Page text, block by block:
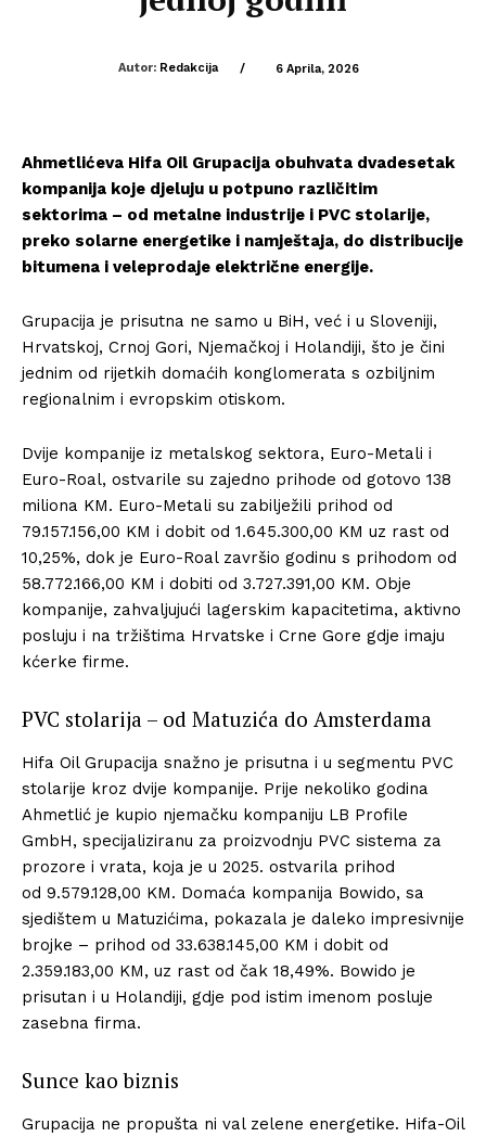
Autor: Redakcija / 6 Aprila, 2026
Ahmetlićeva Hifa Oil Grupacija obuhvata dvadesetak
kompanija koje djeluju u potpuno različitim
sektorima – od metalne industrije i PVC stolarije,
preko solarne energetike i namještaja, do distribucije
bitumena i veleprodaje električne energije.
Grupacija je prisutna ne samo u BiH, već i u Sloveniji,
Hrvatskoj, Crnoj Gori, Njemačkoj i Holandiji, što je čini
jednim od rijetkih domaćih konglomerata s ozbiljnim
regionalnim i evropskim otiskom.
Dvije kompanije iz metalskog sektora, Euro-Metali i
Euro-Roal, ostvarile su zajedno prihode od gotovo 138
miliona KM. Euro-Metali su zabilježili prihod od
79.157.156,00 KM i dobit od 1.645.300,00 KM uz rast od
10,25%, dok je Euro-Roal završio godinu s prihodom od
58.772.166,00 KM i dobiti od 3.727.391,00 KM. Obje
kompanije, zahvaljujući lagerskim kapacitetima, aktivno
posluju i na tržištima Hrvatske i Crne Gore gdje imaju
kćerke firme.
PVC stolarija – od Matuzića do Amsterdama
Hifa Oil Grupacija snažno je prisutna i u segmentu PVC
stolarije kroz dvije kompanije. Prije nekoliko godina
Ahmetlić je kupio njemačku kompaniju LB Profile
GmbH, specijaliziranu za proizvodnju PVC sistema za
prozore i vrata, koja je u 2025. ostvarila prihod
od 9.579.128,00 KM. Domaća kompanija Bowido, sa
sjedištem u Matuzićima, pokazala je daleko impresivnije
brojke – prihod od 33.638.145,00 KM i dobit od
2.359.183,00 KM, uz rast od čak 18,49%. Bowido je
prisutan i u Holandiji, gdje pod istim imenom posluje
zasebna firma.
Sunce kao biznis
Grupacija ne propušta ni val zelene energetike. Hifa-Oil